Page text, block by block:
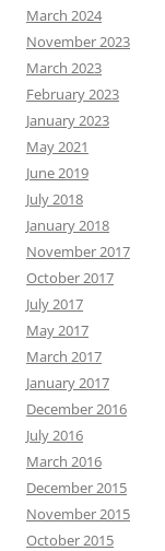
March 2024
November 2023
March 2023
February 2023
January 2023
May 2021
June 2019
July 2018
January 2018
November 2017
October 2017
July 2017
May 2017
March 2017
January 2017
December 2016
July 2016
March 2016
December 2015
November 2015
October 2015